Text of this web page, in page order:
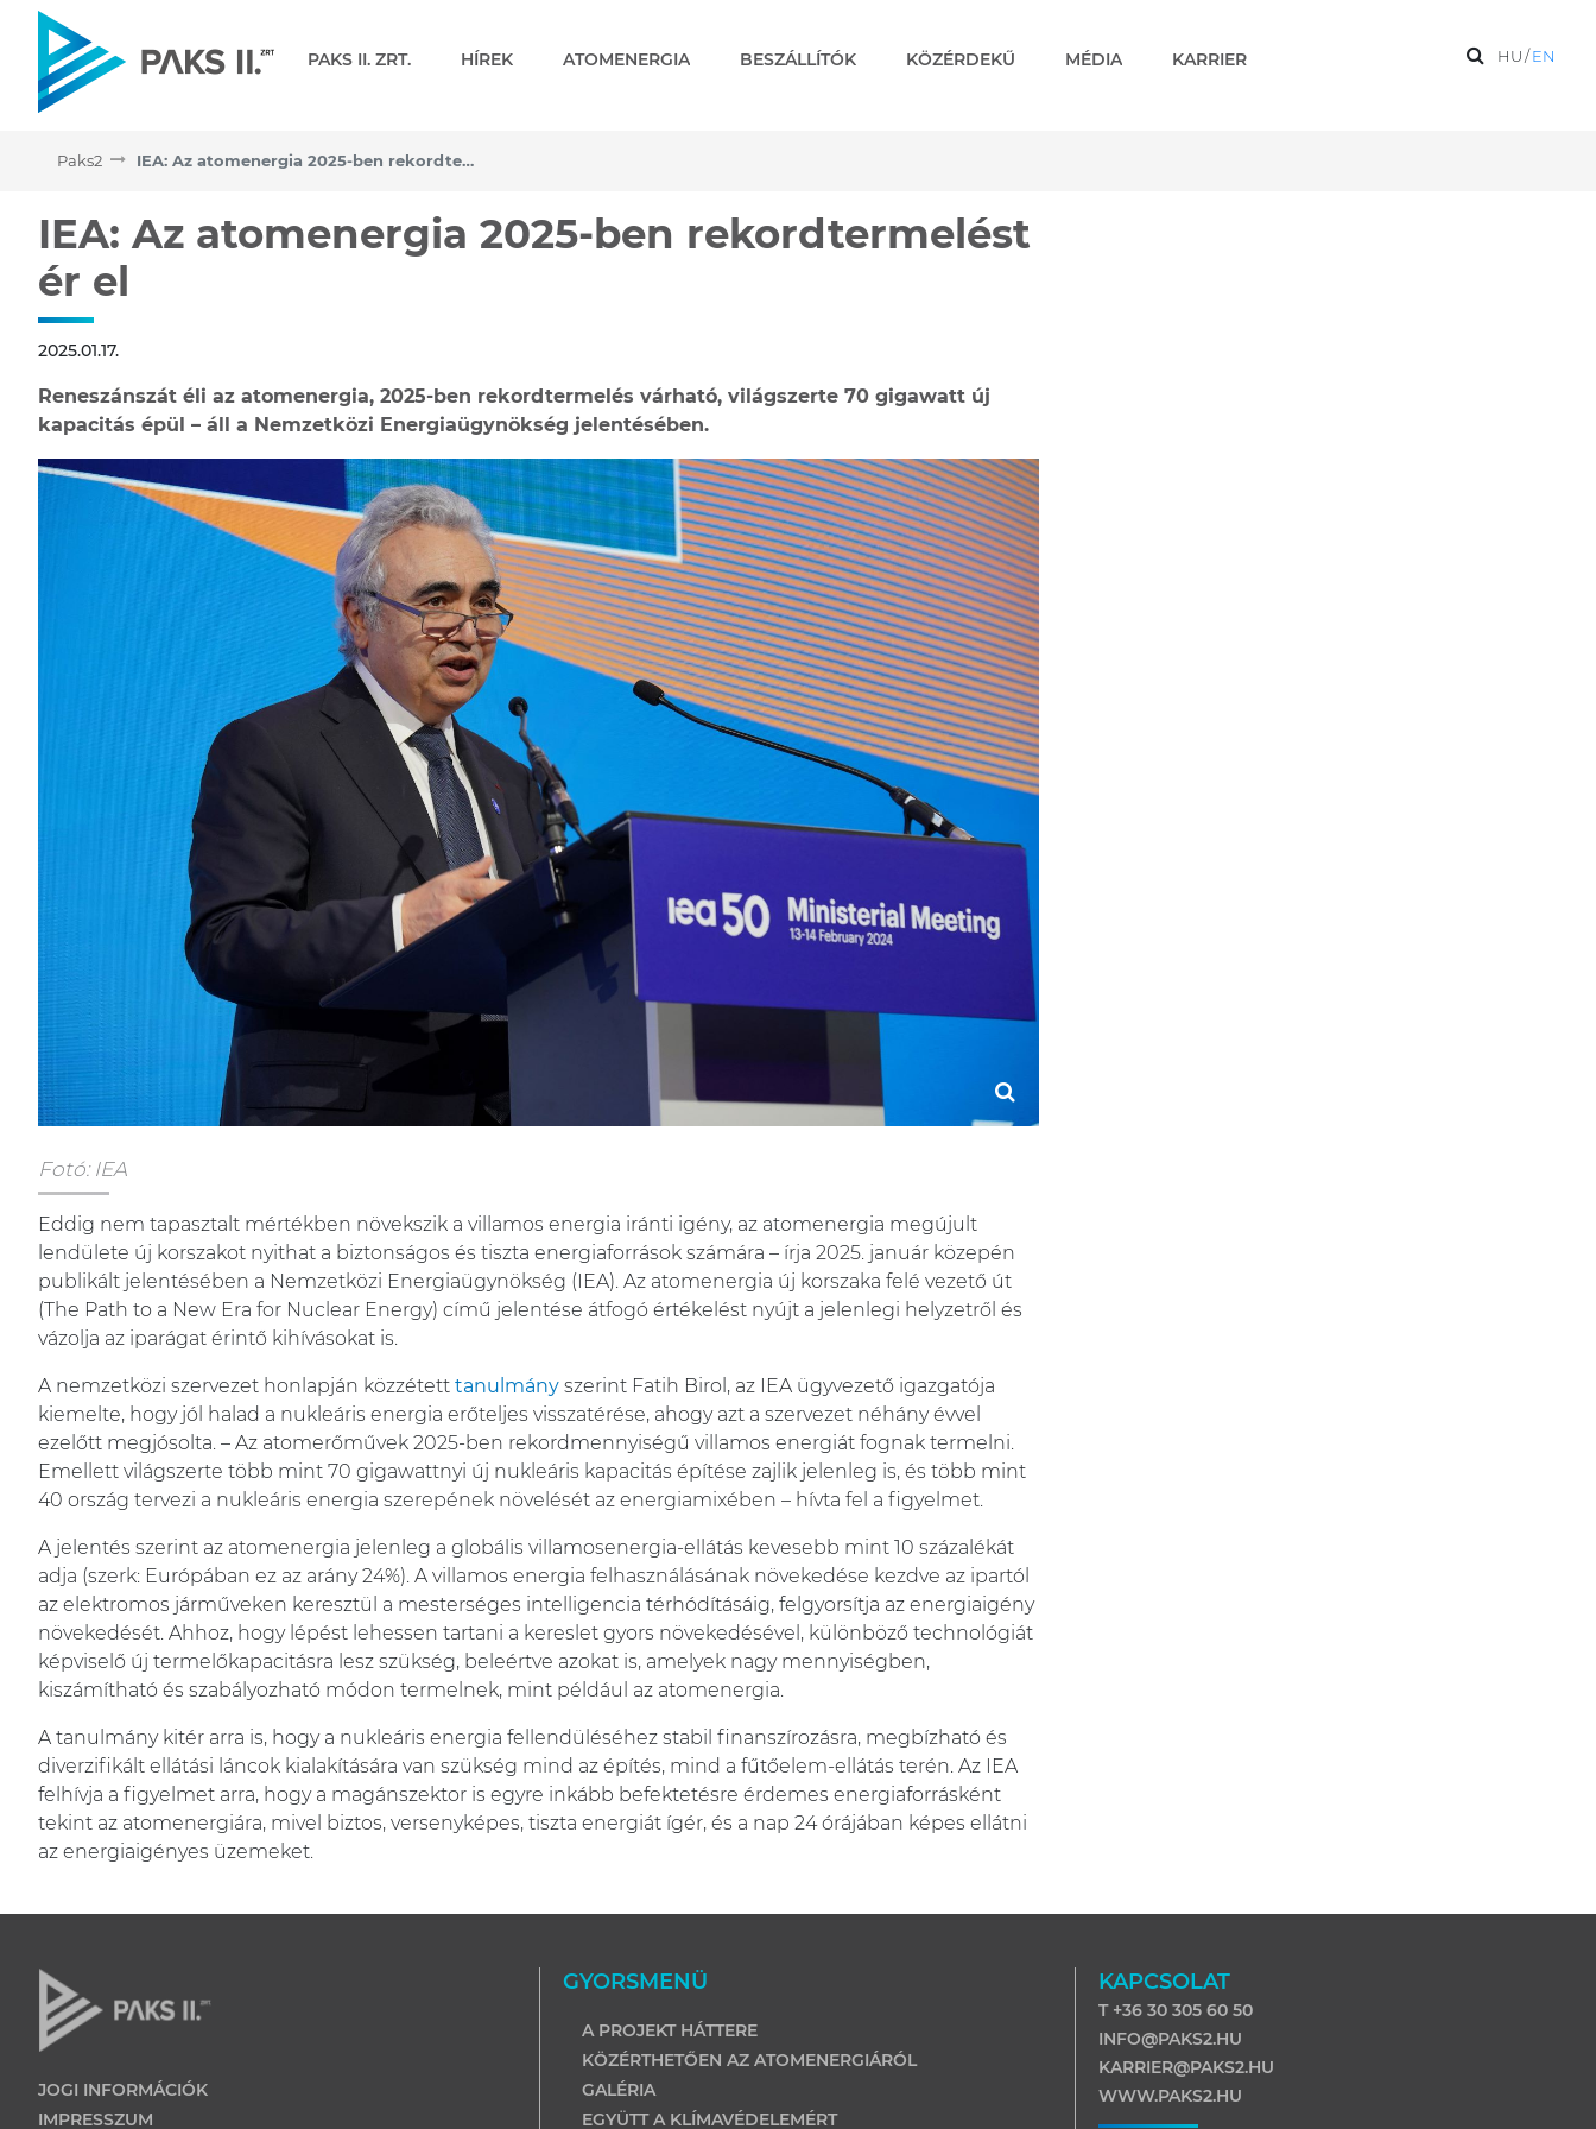
PAKS II. ZRT. HÍREK ATOMENERGIA BESZÁLLÍTÓK KÖZÉRDEKŰ MÉDIA KARRIER HU/EN
Paks2 IEA: Az atomenergia 2025-ben rekordtermelést ér el
IEA: Az atomenergia 2025-ben rekordtermelést ér el
IEA: Az atomenergia 2025-ben rekordtermelést
ér el
2025.01.17.
Reneszánszát éli az atomenergia, 2025-ben rekordtermelés várható, világszerte 70 gigawatt új
kapacitás épül – áll a Nemzetközi Energiaügynökség jelentésében.
Fotó: IEA
Eddig nem tapasztalt mértékben növekszik a villamos energia iránti igény, az atomenergia megújult
lendülete új korszakot nyithat a biztonságos és tiszta energiaforrások számára – írja 2025. január közepén
publikált jelentésében a Nemzetközi Energiaügynökség (IEA). Az atomenergia új korszaka felé vezető út
(The Path to a New Era for Nuclear Energy) című jelentése átfogó értékelést nyújt a jelenlegi helyzetről és
vázolja az iparágat érintő kihívásokat is.
A nemzetközi szervezet honlapján közzétett tanulmány szerint Fatih Birol, az IEA ügyvezető igazgatója
kiemelte, hogy jól halad a nukleáris energia erőteljes visszatérése, ahogy azt a szervezet néhány évvel
ezelőtt megjósolta. – Az atomerőművek 2025-ben rekordmennyiségű villamos energiát fognak termelni.
Emellett világszerte több mint 70 gigawattnyi új nukleáris kapacitás építése zajlik jelenleg is, és több mint
40 ország tervezi a nukleáris energia szerepének növelését az energiamixében – hívta fel a figyelmet.
A jelentés szerint az atomenergia jelenleg a globális villamosenergia-ellátás kevesebb mint 10 százalékát
adja (szerk: Európában ez az arány 24%). A villamos energia felhasználásának növekedése kezdve az ipartól
az elektromos járműveken keresztül a mesterséges intelligencia térhódításáig, felgyorsítja az energiaigény
növekedését. Ahhoz, hogy lépést lehessen tartani a kereslet gyors növekedésével, különböző technológiát
képviselő új termelőkapacitásra lesz szükség, beleértve azokat is, amelyek nagy mennyiségben,
kiszámítható és szabályozható módon termelnek, mint például az atomenergia.
A tanulmány kitér arra is, hogy a nukleáris energia fellendüléséhez stabil finanszírozásra, megbízható és
diverzifikált ellátási láncok kialakítására van szükség mind az építés, mind a fűtőelem-ellátás terén. Az IEA
felhívja a figyelmet arra, hogy a magánszektor is egyre inkább befektetésre érdemes energiaforrásként
tekint az atomenergiára, mivel biztos, versenyképes, tiszta energiát ígér, és a nap 24 órájában képes ellátni
az energiaigényes üzemeket.
JOGI INFORMÁCIÓK
IMPRESSZUM
GYORSMENÜ
A PROJEKT HÁTTERE
KÖZÉRTHETŐEN AZ ATOMENERGIÁRÓL
GALÉRIA
EGYÜTT A KLÍMAVÉDELEMÉRT
KAPCSOLAT
T +36 30 305 60 50
INFO@PAKS2.HU
KARRIER@PAKS2.HU
WWW.PAKS2.HU